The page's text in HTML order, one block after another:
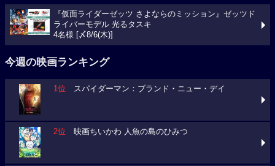
『仮面ライダーゼッツ さよならのミッション』ゼッツド
ライバーモデル 光るタスキ
4名様 [〆8/6(木)]
今週の映画ランキング
1位 スパイダーマン：ブランド・ニュー・デイ
2位 映画ちいかわ 人魚の島のひみつ